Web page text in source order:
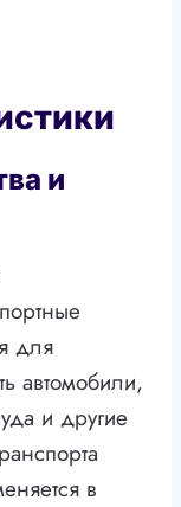
и
для
автомобили,
и другие
в